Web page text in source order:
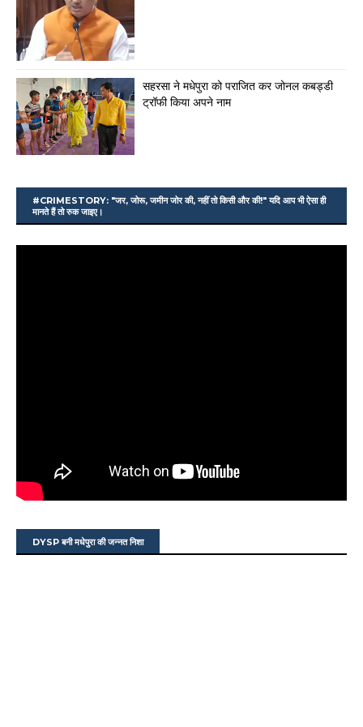
सहरसा ने मधेपुरा को पराजित कर जोनल कबड्डी
ट्रॉफी किया अपने नाम
#CRIMESTORY: "जर, जोरू, जमीन जोर की, नहीं तो किसी और की!" यदि आप भी ऐसा ही
मानते हैं तो रुक जाइए।
DYSP बनी मधेपुरा की जन्नत निशा